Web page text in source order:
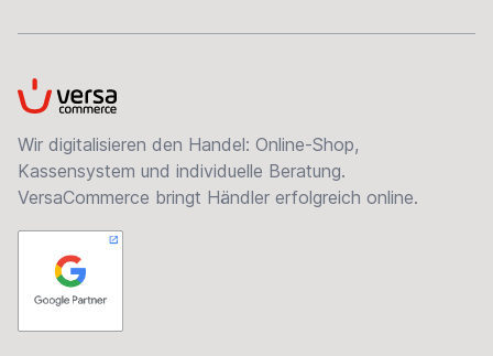
VersaCommerce
Wir digitalisieren den Handel: Online-Shop,
Kassensystem und individuelle Beratung.
VersaCommerce bringt Händler erfolgreich online.